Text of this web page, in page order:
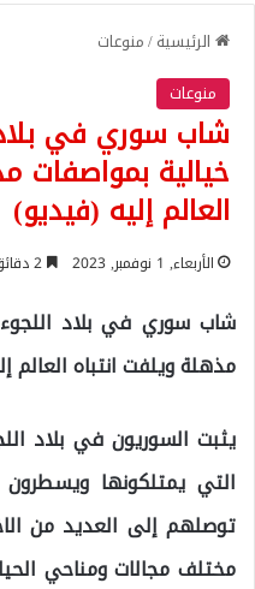
الرئيسية/منوعات
منوعات
شاب سوري في بلاد
خيالية بمواصفات
العالم إليه (فيديو)
الأربعاء, 1 نوفمبر, 2023
شاب سوري في بلاد اللجوء
مذهلة ويلفت انتباه العالم
يثبت السوريون في بلاد
التي يمتلكونها
توصلهم إلى العديد من
مختلف مجالات ومناحي